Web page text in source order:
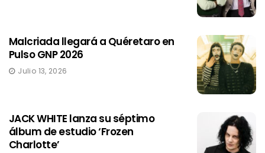
Malcriada llegará a Quéretaro en
Pulso GNP 2026
Julio 13, 2026
JACK WHITE lanza su séptimo
álbum de estudio ‘Frozen
Charlotte’